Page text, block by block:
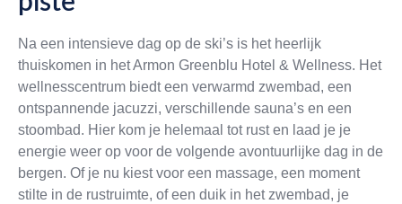
Na een intensieve dag op de ski’s is het heerlijk
thuiskomen in het Armon Greenblu Hotel & Wellness. Het
wellnesscentrum biedt een verwarmd zwembad, een
ontspannende jacuzzi, verschillende sauna’s en een
stoombad. Hier kom je helemaal tot rust en laad je je
energie weer op voor de volgende avontuurlijke dag in de
bergen. Of je nu kiest voor een massage, een moment
stilte in de rustruimte, of een duik in het zwembad, je